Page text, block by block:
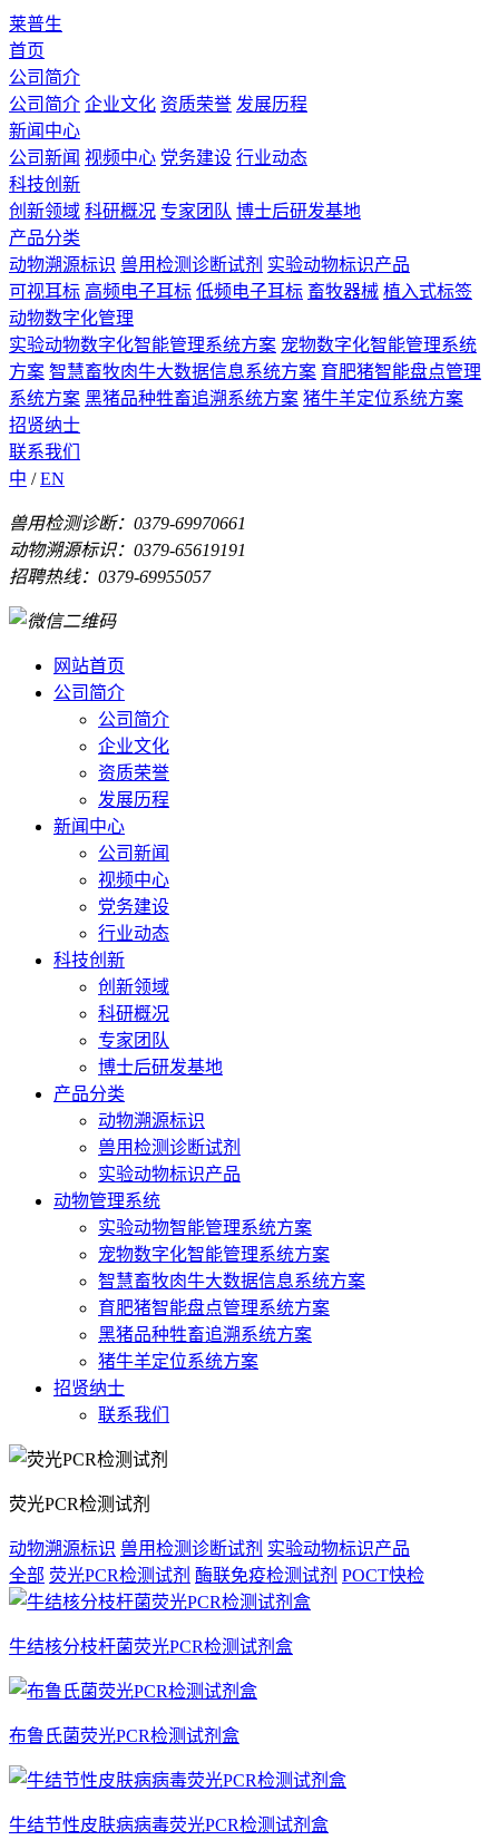
莱普生
首页
公司简介
公司简介 企业文化 资质荣誉 发展历程
新闻中心
公司新闻 视频中心 党务建设 行业动态
科技创新
创新领域 科研概况 专家团队 博士后研发基地
产品分类
动物溯源标识 兽用检测诊断试剂 实验动物标识产品
可视耳标 高频电子耳标 低频电子耳标 畜牧器械 植入式标签
动物数字化管理
实验动物数字化智能管理系统方案 宠物数字化智能管理系统
方案 智慧畜牧肉牛大数据信息系统方案 育肥猪智能盘点管理
系统方案 黑猪品种牲畜追溯系统方案 猪牛羊定位系统方案
招贤纳士
联系我们
中 /EN
兽用检测诊断：0379-69970661
动物溯源标识：0379-65619191
招聘热线：0379-69955057
网站首页
公司简介
公司简介
企业文化
资质荣誉
发展历程
新闻中心
公司新闻
视频中心
党务建设
行业动态
科技创新
创新领域
科研概况
专家团队
博士后研发基地
产品分类
动物溯源标识
兽用检测诊断试剂
实验动物标识产品
动物管理系统
实验动物智能管理系统方案
宠物数字化智能管理系统方案
智慧畜牧肉牛大数据信息系统方案
育肥猪智能盘点管理系统方案
黑猪品种牲畜追溯系统方案
猪牛羊定位系统方案
招贤纳士
联系我们
荧光PCR检测试剂
动物溯源标识 兽用检测诊断试剂 实验动物标识产品
全部 荧光PCR检测试剂 酶联免疫检测试剂 POCT快检
牛结核分枝杆菌荧光PCR检测试剂盒
布鲁氏菌荧光PCR检测试剂盒
牛结节性皮肤病病毒荧光PCR检测试剂盒